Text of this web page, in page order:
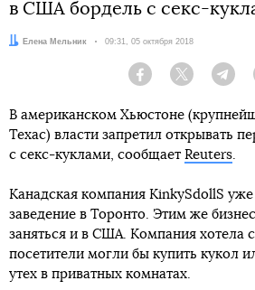
в США бордель с секс-
Автор:Елена Мельник Дата:
09:31, 05 октября 2018
Facebook Twitter
В американском Хьюстоне
Техас) власти запретил открывать
с секс-куклами, сообщает Reuters.
Канадская компания KinkySdollS
заведение в Торонто. Этим же
заняться и в США. Компания хотела
посетители могли бы купить кукол
утех в приватных комнатах.